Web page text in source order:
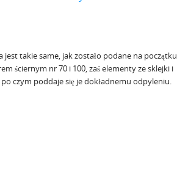
takie same, jak zostało podane na początku
ściernym nr 70 i 100, zaś elementy ze sklejki i
czym poddaje się je dokładnemu odpyleniu.